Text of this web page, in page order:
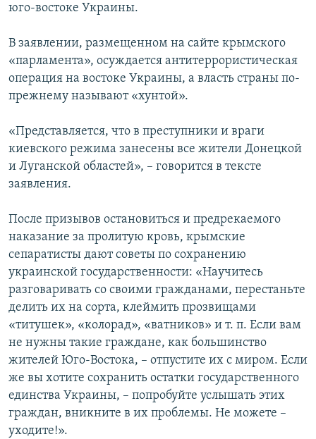
юго-востоке Украины.
В заявлении, размещенном на сайте крымского
«парламента», осуждается антитеррористическая
операция на востоке Украины, а власть страны по-
прежнему называют «хунтой».
«Представляется, что в преступники и враги
киевского режима занесены все жители Донецкой
и Луганской областей», – говорится в тексте
заявления.
После призывов остановиться и предрекаемого
наказание за пролитую кровь, крымские
сепаратисты дают советы по сохранению
украинской государственности: «Научитесь
разговаривать со своими гражданами, перестаньте
делить их на сорта, клеймить прозвищами
«титушек», «колорад», «ватников» и т. п. Если вам
не нужны такие граждане, как большинство
жителей Юго-Востока, – отпустите их с миром. Если
же вы хотите сохранить остатки государственного
единства Украины, – попробуйте услышать этих
граждан, вникните в их проблемы. Не можете –
уходите!».